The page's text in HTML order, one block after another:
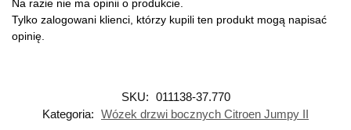
Na razie nie ma opinii o produkcie.
Tylko zalogowani klienci, którzy kupili ten produkt mogą napisać
opinię.
SKU: 011138-37.770
Kategoria: Wózek drzwi bocznych Citroen Jumpy II